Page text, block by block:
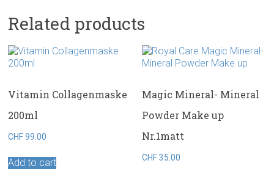
Related products
Vitamin Collagenmaske
200ml
CHF99.00
Add to cart
Magic Mineral- Mineral
Powder Make up
Nr.1matt
CHF35.00